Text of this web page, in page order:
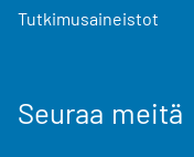
Tutkimusaineistot
Seuraa meitä